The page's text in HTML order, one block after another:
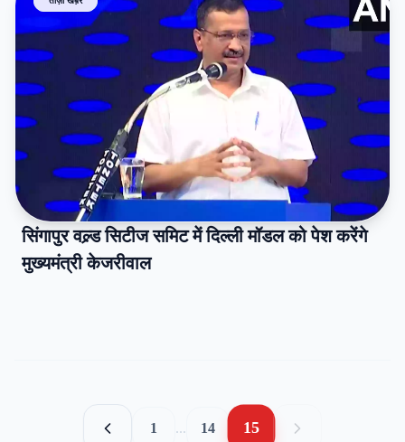
सिंगापुर वल्र्ड सिटीज समिट में दिल्ली मॉडल को पेश करेंगे
मुख्यमंत्री केजरीवाल
1 ... 14 15